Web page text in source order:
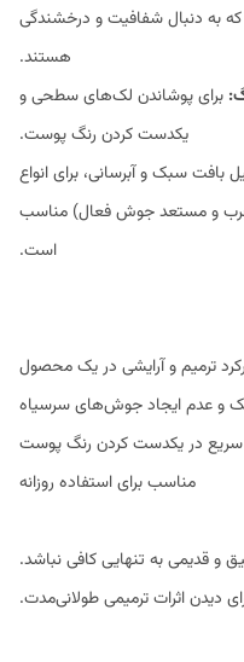
که به دنبال شفافیت و درخشندگی
هستند.
برای پوشاندن لک‌های سطحی و
یکدست کردن رنگ پوست.
بافت سبک و آبرسانی، برای انواع
و مستعد جوش فعال) مناسب
است.
ترمیم و آرایشی در یک محصول
و عدم ایجاد جوش‌های سرسیاه
سریع در یکدست کردن رنگ پوست
مناسب برای استفاده روزانه
قدیمی به تنهایی کافی نباشد.
دیدن اثرات ترمیمی طولانی‌مدت.